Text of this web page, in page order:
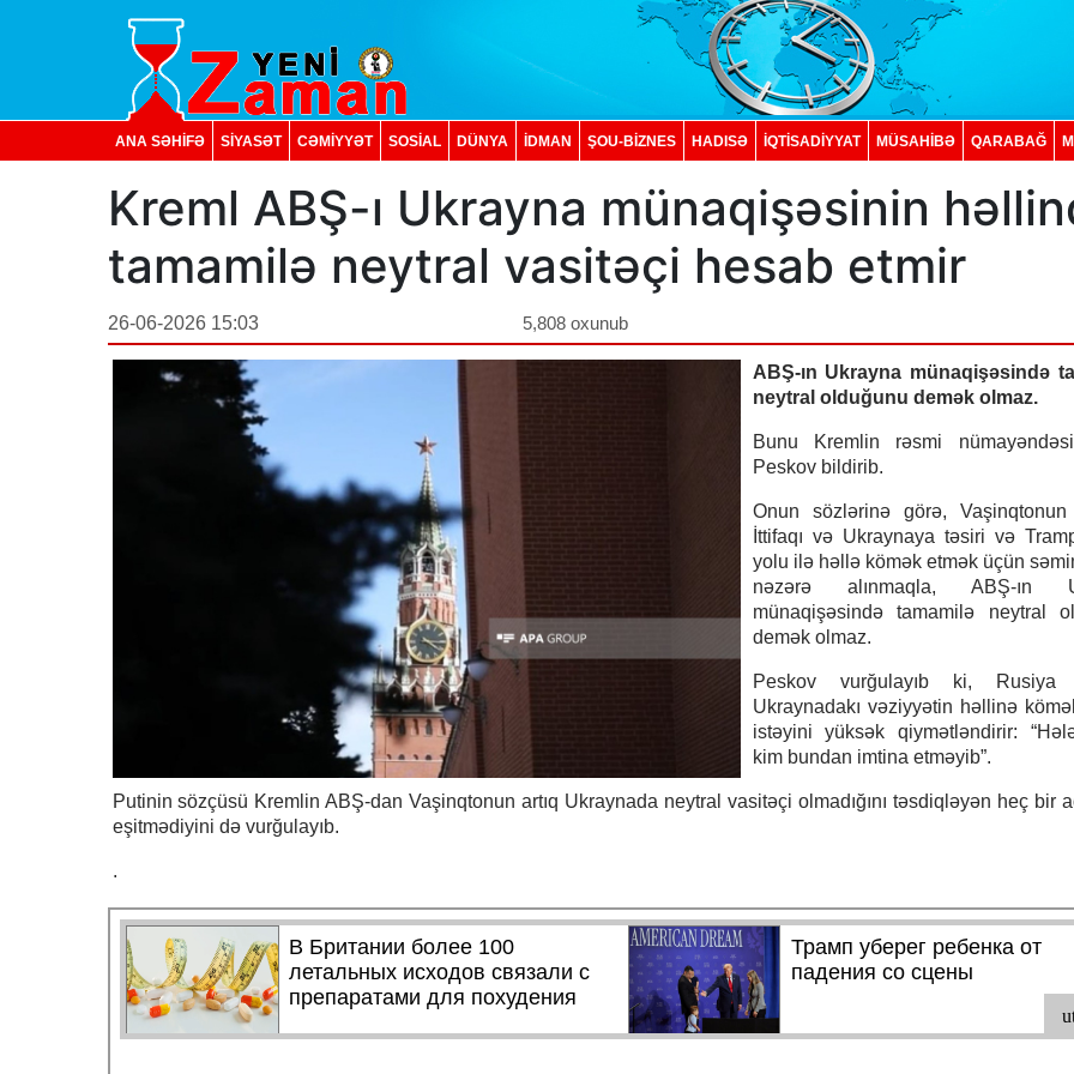
ANA SƏHİFƏ SİYASƏT CƏMİYYƏT SOSIAL DÜNYA İDMAN ŞOU-BİZNES HADISƏ İQTISADIYYAT MÜSAHİBƏ QARABAĞ
Kreml ABŞ-ı Ukrayna münaqişəsinin
tamamilə neytral vasitəçi hesab etmir
26-06-2026 15:03 5,808 oxunub
ABŞ-ın Ukrayna münaqişəsində
neytral olduğunu demək olmaz.
Bunu Kremlin rəsmi
Peskov bildirib.
Onun sözlərinə görə, Vaşinqtonun
İttifaqı və Ukraynaya təsiri və
yolu ilə həllə kömək etmək üçün
nəzərə alınmaqla, ABŞ-ın
münaqişəsində tamamilə neytral
demək olmaz.
Peskov vurğulayıb ki, Rusiya
Ukraynadakı vəziyyətin həllinə
istəyini yüksək qiymətləndirir:
kim bundan imtina etməyib”.
Putinin sözçüsü Kremlin ABŞ-dan Vaşinqtonun artıq Ukraynada neytral vasitəçi olmadığını təsdiqləyən heç bir
eşitmədiyini də vurğulayıb.
.